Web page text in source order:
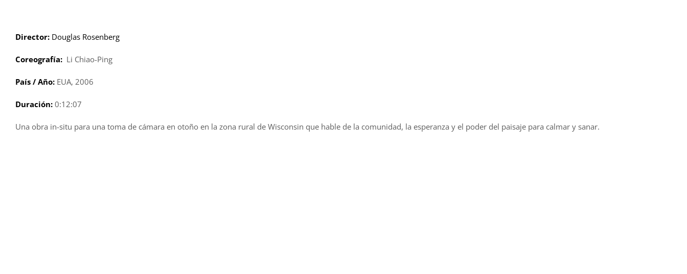
Director: Douglas Rosenberg
Coreografía: Li Chiao-Ping
País / Año: EUA, 2006
Duración: 0:12:07
Una obra in-situ para una toma de cámara en otoño en la zona rural de Wisconsin que hable de la comunidad, la esperanza y el poder del paisaje para calmar y sanar.